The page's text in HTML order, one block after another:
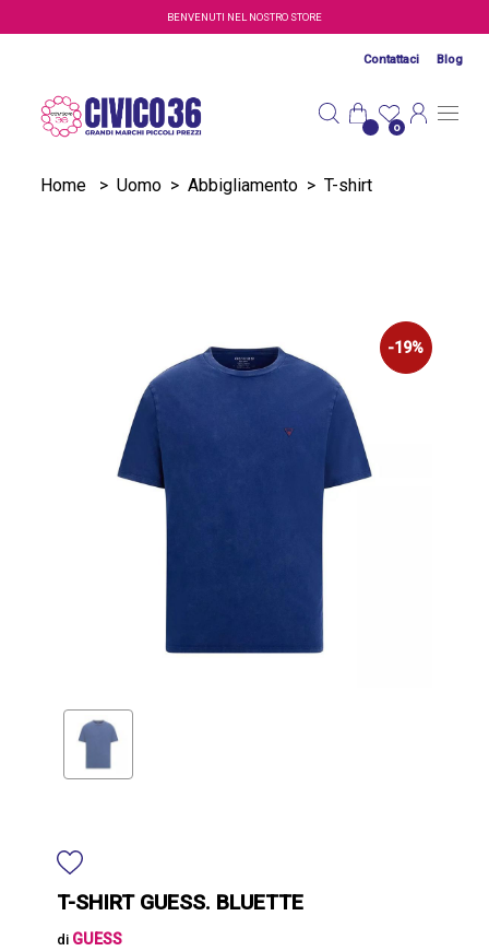
Salta al contenuto principaleBENVENUTI NEL NOSTRO STORE
Contattaci Blog
0
Home > Uomo > Abbigliamento > T-shirt
-19%
T-SHIRT GUESS. BLUETTE
di GUESS